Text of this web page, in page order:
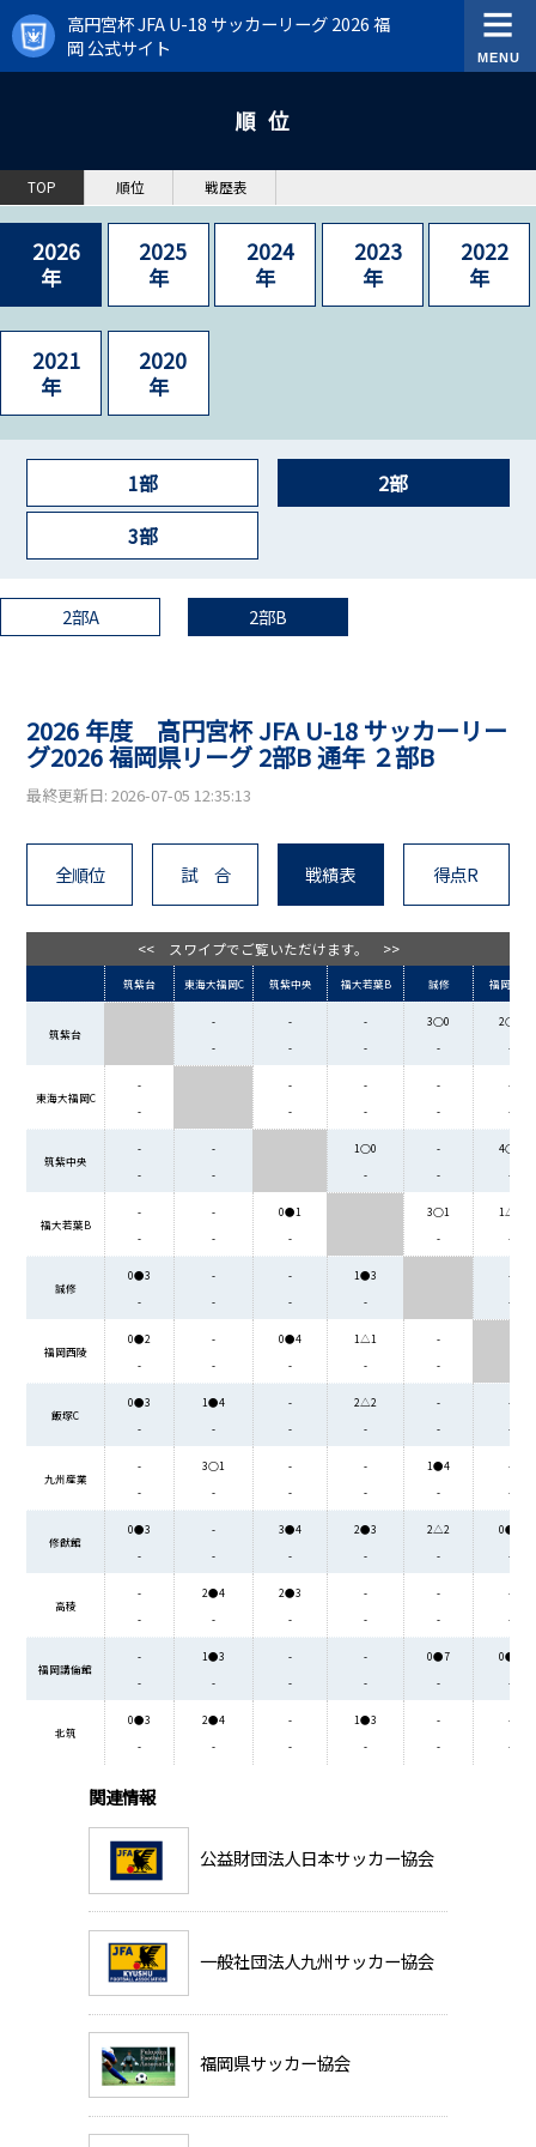
高円宮杯 JFA U-18 サッカーリーグ 2026 福
岡 公式サイト
順位
TOP 順位 戦歴表
2026
年
2025
年
2024
年
2023
年
2022
年
2021
年
2020
年
1部
2部
3部
2部A 2部B
2026 年度 高円宮杯 JFA U-18 サッカーリー
グ2026 福岡県リーグ 2部B 通年 ２部B
最終更新日: 2026-07-05 12:35:13
全順位 試 合 戦績表 得点R
<< スワイプでご覧いただけます。 >>
筑紫台 東海大福岡C 筑紫中央 福大若葉B 誠修 福岡西陵
筑紫台
-
-
-
-
-
-
3○0
-
2○0
-
東海大福岡C
-
-
-
-
-
-
-
-
-
-
筑紫中央
-
-
-
-
1○0
-
-
-
4○0
-
福大若葉B
-
-
-
-
0●1
-
3○1
-
1△1
-
誠修
0●3
-
-
-
-
-
1●3
-
-
-
福岡西陵
0●2
-
-
-
0●4
-
1△1
-
-
-
飯塚C
0●3
-
1●4
-
-
-
2△2
-
-
-
-
-
九州産業
-
-
3○1
-
-
-
-
-
1●4
-
-
-
修猷館
0●3
-
-
-
3●4
-
2●3
-
2△2
-
0●1
-
高稜
-
-
2●4
-
2●3
-
-
-
-
-
-
-
福岡講倫館
-
-
1●3
-
-
-
-
-
0●7
-
0●4
-
北筑
0●3
-
2●4
-
-
-
1●3
-
-
-
-
-
関連情報
公益財団法人日本サッカー協会
一般社団法人九州サッカー協会
福岡県サッカー協会